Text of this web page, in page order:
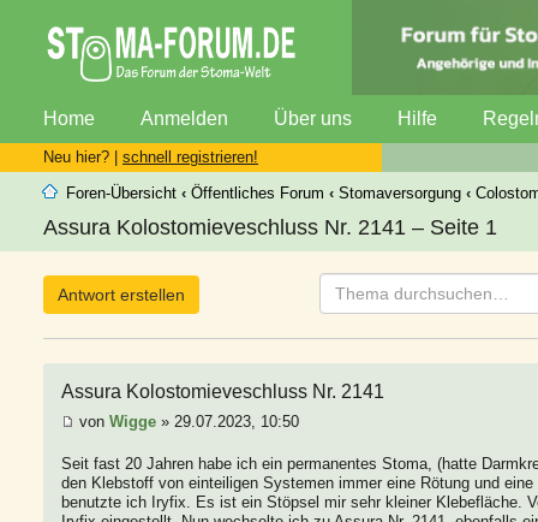
Home Anmelden Über uns Hilfe
Neu hier? | schnell registrieren!
Foren-Übersicht ‹ Öffentliches Forum ‹ Stomaversorgung ‹
Assura Kolostomieveschluss Nr. 2141 – Seite 1
Antwort erstellen
Assura Kolostomieveschluss Nr. 2141
von Wigge » 29.07.2023, 10:50
Seit fast 20 Jahren habe ich ein permanentes Stoma, (hatte
den Klebstoff von einteiligen Systemen immer eine Rötung und
benutzte ich Iryfix. Es ist ein Stöpsel mir sehr kleiner Klebefläche.